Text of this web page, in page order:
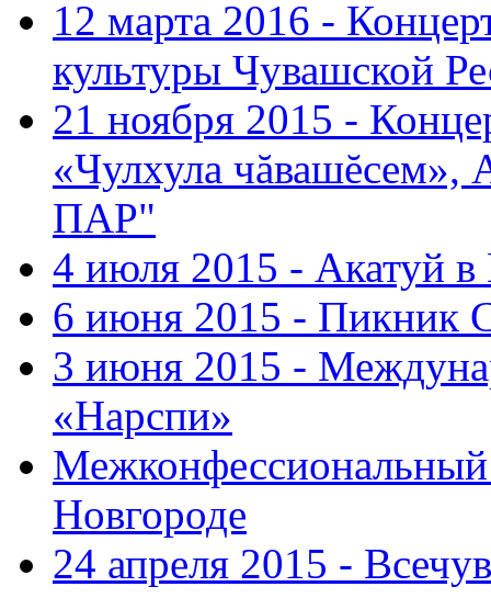
12 марта 2016 -
культуры Чувашской
21 ноября 2015 -
«Чулхула
ПАР"
4 июля 2015 - Акатуй
6 июня 2015 - Пикник
3 июня 2015 -
«Нарспи»
Новгороде
24 апреля 2015 -